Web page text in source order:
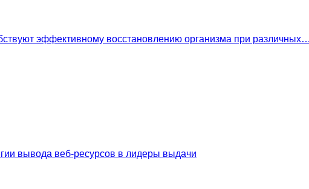
эффективному восстановлению организма при
вывода веб-ресурсов в лидеры выдачи